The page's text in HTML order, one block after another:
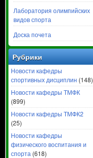
Лаборатория олимпийских
видов спорта
Доска почета
Рубрики
Новости кафедры
спортивных дисциплин (148)
Новости кафедры ТМФК
(899)
Новости кафедры ТМФК2
(25)
Новости кафедры
физического воспитания и
спорта (618)